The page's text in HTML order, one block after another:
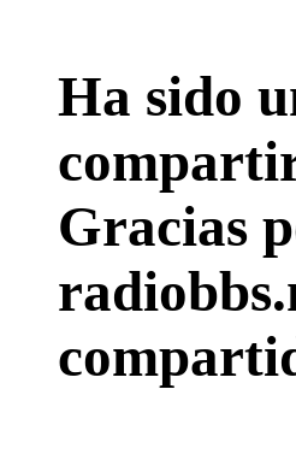
Ha sido
Gracias